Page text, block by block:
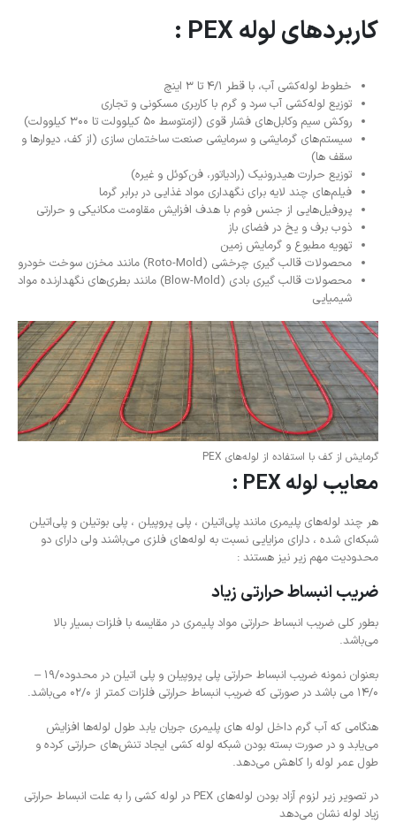
کاربردهای لولهPEX :
خطوط لوله‌کشی آب، با قطر ۴/۱ تا ۳ اینچ
توزیع لوله‌کشی آب سرد و گرم با کاربری مسکونی و تجاری
روکش سیم وکابل‌های فشار قوی (ازمتوسط ۵۰ کیلوولت تا ۳۰۰ کیلوولت)
سیستم‌های گرمایشی و سرمایشی صنعت ساختمان سازی (از کف، دیوارها و
سقف ها)
توزیع حرارت هیدرونیک (رادیاتور، فن‌کوئل و غیره)
فیلم‌‌های چند لایه برای نگهداری مواد غذایی در برابر گرما
پروفیل‌هایی از جنس فوم با هدف افزایش مقاومت مکانیکی و حرارتی
ذوب برف و یخ در فضای باز
تهویه مطبوع و گرمایش زمین
محصولات قالب گیری چرخشی (Roto-Mold) مانند مخزن سوخت خودرو
محصولات قالب گیری بادی (Blow-Mold) مانند بطری‌های نگهدارنده مواد
شیمیایی
گرمایش از کف با استفاده از لوله‌های PEX
معایب لوله PEX :
هر چند لوله‌های پلیمری مانند پلی‌اتیلن ، پلی پروپیلن ، پلی بوتیلن و پلی‌اتیلن
شبکه‌ای شده ، دارای مزایایی نسبت به لوله‌های فلزی می‌باشند ولی دارای دو
محدودیت مهم زیر نیز هستند :
ضریب انبساط حرارتی زیاد
بطور کلی ضریب انبساط حرارتی مواد پلیمری در مقایسه با فلزات بسیار بالا
می‌باشد.
بعنوان نمونه ضریب انبساط حرارتی پلی پروپیلن و پلی اتیلن در محدود19/0 –
14/0 می باشد در صورتی که ضریب انبساط حرارتی فلزات کمتر از 02/0 می‌باشد.
هنگامی که آب گرم داخل لوله های پلیمری جریان یابد طول لوله‌ها افزایش
می‌یابد و در صورت بسته بودن شبکه لوله کشی ایجاد تنش‌های حرارتی کرده و
طول عمر لوله را کاهش می‌دهد.
در تصویر زیر لزوم آزاد بودن لوله‌های PEX در لوله کشی را به علت انبساط حرارتی
زیاد لوله نشان می‌دهد